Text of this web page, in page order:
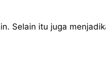
Selain itu juga